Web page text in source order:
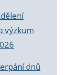
výzkum
dnů